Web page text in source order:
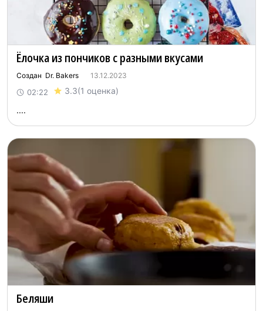
Ёлочка из пончиков с разными вкусами
Создан Dr. Bakers 13.12.2023
02:22 3.3(1 оценка)
....
Беляши